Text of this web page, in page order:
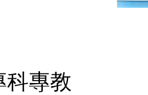
科專教